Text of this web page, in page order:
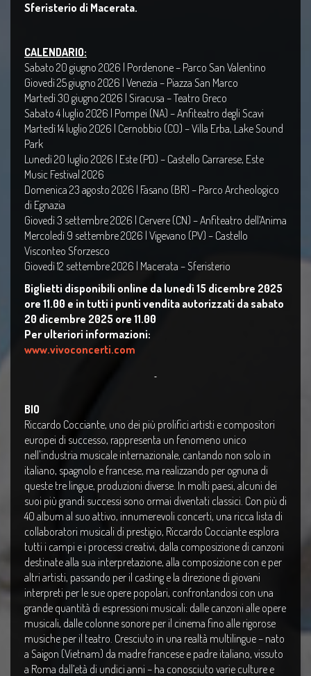
Sferisterio di Macerata.
CALENDARIO:
Sabato 20 giugno 2026 | Pordenone – Parco San Valentino
Giovedì 25 giugno 2026 | Venezia – Piazza San Marco
Martedì 30 giugno 2026 | Siracusa – Teatro Greco
Sabato 4 luglio 2026 | Pompei (NA) – Anfiteatro degli Scavi
Martedì 14 luglio 2026 | Cernobbio (CO) – Villa Erba, Lake Sound
Park
Lunedì 20 luglio 2026 | Este (PD) – Castello Carrarese, Este
Music Festival 2026
Domenica 23 agosto 2026 | Fasano (BR) – Parco Archeologico
di Egnazia
Giovedì 3 settembre 2026 | Cervere (CN) – Anfiteatro dell’Anima
Mercoledì 9 settembre 2026 | Vigevano (PV) – Castello
Visconteo Sforzesco
Giovedì 12 settembre 2026 | Macerata – Sferisterio
Biglietti disponibili online da lunedì 15 dicembre 2025
ore 11.00 e in tutti i punti vendita autorizzati da sabato
20 dicembre 2025 ore 11.00
Per ulteriori informazioni:
www.vivoconcerti.com
BIO
Riccardo Cocciante, uno dei più prolifici artisti e compositori
europei di successo, rappresenta un fenomeno unico
nell'industria musicale internazionale, cantando non solo in
italiano, spagnolo e francese, ma realizzando per ognuna di
queste tre lingue, produzioni diverse. In molti paesi, alcuni dei
suoi più grandi successi sono ormai diventati classici. Con più di
40 album al suo attivo, innumerevoli concerti, una ricca lista di
collaboratori musicali di prestigio, Riccardo Cocciante esplora
tutti i campi e i processi creativi, dalla composizione di canzoni
destinate alla sua interpretazione, alla composizione con e per
altri artisti, passando per il casting e la direzione di giovani
interpreti per le sue opere popolari, confrontandosi con una
grande quantità di espressioni musicali: dalle canzoni alle opere
musicali, dalle colonne sonore per il cinema fino alle rigorose
musiche per il teatro. Cresciuto in una realtà multilingue – nato
a Saigon (Vietnam) da madre francese e padre italiano, vissuto
a Roma dall’età di undici anni – ha conosciuto varie culture e